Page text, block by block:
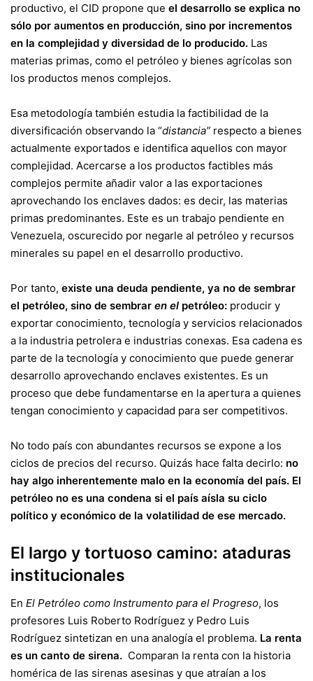
productivo, el CID propone que el desarrollo se explica no
sólo por aumentos en producción, sino por incrementos
en la complejidad y diversidad de lo producido. Las
materias primas, como el petróleo y bienes agrícolas son
los productos menos complejos.
Esa metodología también estudia la factibilidad de la
diversificación observando la “distancia” respecto a bienes
actualmente exportados e identifica aquellos con mayor
complejidad. Acercarse a los productos factibles más
complejos permite añadir valor a las exportaciones
aprovechando los enclaves dados: es decir, las materias
primas predominantes. Este es un trabajo pendiente en
Venezuela, oscurecido por negarle al petróleo y recursos
minerales su papel en el desarrollo productivo.
Por tanto, existe una deuda pendiente, ya no de sembrar
el petróleo, sino de sembrar en el petróleo: producir y
exportar conocimiento, tecnología y servicios relacionados
a la industria petrolera e industrias conexas. Esa cadena es
parte de la tecnología y conocimiento que puede generar
desarrollo aprovechando enclaves existentes. Es un
proceso que debe fundamentarse en la apertura a quienes
tengan conocimiento y capacidad para ser competitivos.
No todo país con abundantes recursos se expone a los
ciclos de precios del recurso. Quizás hace falta decirlo: no
hay algo inherentemente malo en la economía del país. El
petróleo no es una condena si el país aísla su ciclo
político y económico de la volatilidad de ese mercado.
El largo y tortuoso camino: ataduras
institucionales
En El Petróleo como Instrumento para el Progreso, los
profesores Luis Roberto Rodríguez y Pedro Luis
Rodríguez sintetizan en una analogía el problema. La renta
es un canto de sirena. Comparan la renta con la historia
homérica de las sirenas asesinas y que atraían a los